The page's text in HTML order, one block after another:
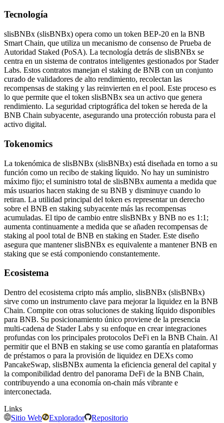
Tecnología
slisBNBx (slisBNBx) opera como un token BEP-20 en la BNB
Smart Chain, que utiliza un mecanismo de consenso de Prueba de
Autoridad Staked (PoSA). La tecnología detrás de slisBNBx se
centra en un sistema de contratos inteligentes gestionados por Stader
Labs. Estos contratos manejan el staking de BNB con un conjunto
curado de validadores de alto rendimiento, recolectan las
recompensas de staking y las reinvierten en el pool. Este proceso es
lo que permite que el token slisBNBx sea un activo que genera
rendimiento. La seguridad criptográfica del token se hereda de la
BNB Chain subyacente, asegurando una protección robusta para el
activo digital.
Tokenomics
La tokenómica de slisBNBx (slisBNBx) está diseñada en torno a su
función como un recibo de staking líquido. No hay un suministro
máximo fijo; el suministro total de slisBNBx aumenta a medida que
más usuarios hacen staking de su BNB y disminuye cuando lo
retiran. La utilidad principal del token es representar un derecho
sobre el BNB en staking subyacente más las recompensas
acumuladas. El tipo de cambio entre slisBNBx y BNB no es 1:1;
aumenta continuamente a medida que se añaden recompensas de
staking al pool total de BNB en staking en Stader. Este diseño
asegura que mantener slisBNBx es equivalente a mantener BNB en
staking que se está componiendo constantemente.
Ecosistema
Dentro del ecosistema cripto más amplio, slisBNBx (slisBNBx)
sirve como un instrumento clave para mejorar la liquidez en la BNB
Chain. Compite con otras soluciones de staking líquido disponibles
para BNB. Su posicionamiento único proviene de la presencia
multi-cadena de Stader Labs y su enfoque en crear integraciones
profundas con los principales protocolos DeFi en la BNB Chain. Al
permitir que el BNB en staking se use como garantía en plataformas
de préstamos o para la provisión de liquidez en DEXs como
PancakeSwap, slisBNBx aumenta la eficiencia general del capital y
la componibilidad dentro del panorama DeFi de la BNB Chain,
contribuyendo a una economía on-chain más vibrante e
interconectada.
Links
Sitio Web
Explorador
Repositorio